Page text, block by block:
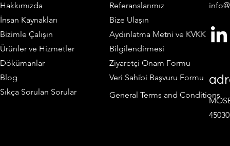
Hakkımızda
İnsan Kaynakları
Bizimle Çalışın
Ürünler ve Hizmetler
Dökümanlar
Blog
Sıkça Sorulan Sorular
Referanslarımız
Bize Ulaşın
Aydınlatma Metni ve KVKK
Bilgilendirmesi
Ziyaretçi Onam Formu
Veri Sahibi Başvuru Formu
General Terms and Conditions